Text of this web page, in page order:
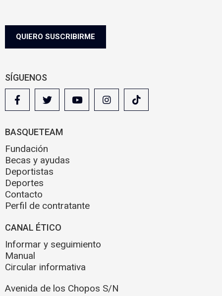
e
a
QUIERO SUSCRIBIRME
SÍGUENOS
BASQUETEAM
Fundación
Becas y ayudas
Deportistas
Deportes
Contacto
Perfil de contratante
CANAL ÉTICO
Informar y seguimiento
Manual
Circular informativa
Avenida de los Chopos S/N